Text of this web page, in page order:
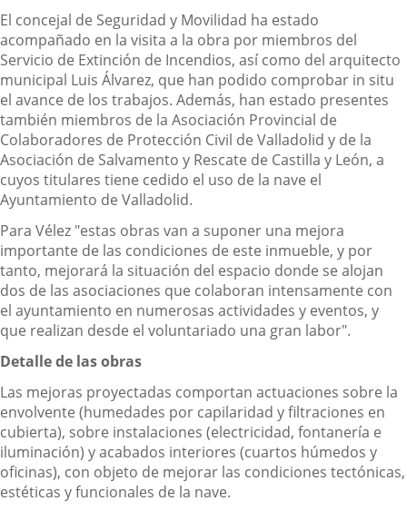
El concejal de Seguridad y Movilidad ha estado
acompañado en la visita a la obra por miembros del
Servicio de Extinción de Incendios, así como del arquitecto
municipal Luis Álvarez, que han podido comprobar in situ
el avance de los trabajos. Además, han estado presentes
también miembros de la Asociación Provincial de
Colaboradores de Protección Civil de Valladolid y de la
Asociación de Salvamento y Rescate de Castilla y León, a
cuyos titulares tiene cedido el uso de la nave el
Ayuntamiento de Valladolid.
Para Vélez "estas obras van a suponer una mejora
importante de las condiciones de este inmueble, y por
tanto, mejorará la situación del espacio donde se alojan
dos de las asociaciones que colaboran intensamente con
el ayuntamiento en numerosas actividades y eventos, y
que realizan desde el voluntariado una gran labor".
Detalle de las obras
Las mejoras proyectadas comportan actuaciones sobre la
envolvente (humedades por capilaridad y filtraciones en
cubierta), sobre instalaciones (electricidad, fontanería e
iluminación) y acabados interiores (cuartos húmedos y
oficinas), con objeto de mejorar las condiciones tectónicas,
estéticas y funcionales de la nave.